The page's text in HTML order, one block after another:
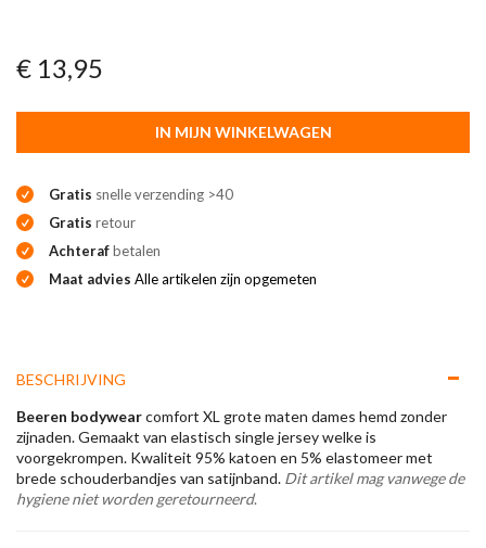
€ 13,95
IN MIJN WINKELWAGEN
Gratis snelle verzending >40
Gratis retour
Achterafbetalen
Maat advies Alle artikelen zijn opgemeten
BESCHRIJVING
Beeren bodywearcomfort XL grote maten dames hemd zonder
zijnaden. Gemaakt van elastisch single jersey welke is
voorgekrompen. Kwaliteit 95% katoen en 5% elastomeer met
brede schouderbandjes van satijnband. Dit artikel mag vanwege de
hygiene niet worden geretourneerd.